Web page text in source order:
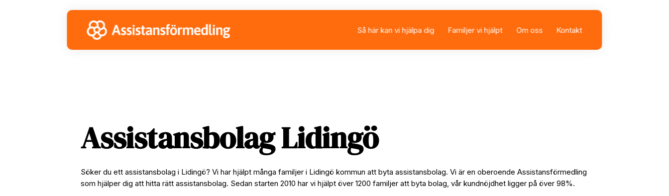
Så här kan vi hjälpa dig
Familjer vi hjälpt Om oss Kontakt
Assistansbolag Lidingö
Söker du ett assistansbolag i Lidingö? Vi har hjälpt många familjer i Lidingö kommun att byta assistansbolag. Vi är en oberoende Assistansförmedling
som hjälper dig att hitta rätt assistansbolag. Sedan starten 2010 har vi hjälpt över 1200 familjer att byta bolag, vår kundnöjdhet ligger på över 98%.